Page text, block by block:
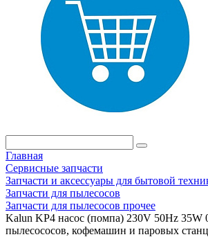
Главная
Сервисные запчасти
Запчасти и аксессуары для бытовой
Запчасти для пылесосов
Запчасти для пылесосов прочее
Kalun KP4 насос (помпа) 230V 50Hz 35W
пылесососов, кофемашин и паровых